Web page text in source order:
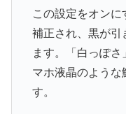
この設定をオン
補正され、黒が引
ます。「白っぽ
マホ液晶のよう
す。